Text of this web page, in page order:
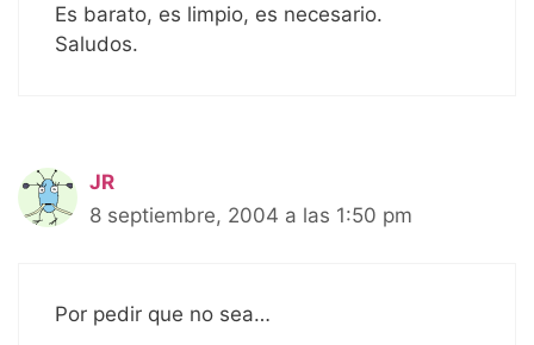
Es barato, es limpio, es necesario.
Saludos.
JR
8 septiembre, 2004 a las 1:50 pm
Por pedir que no sea…